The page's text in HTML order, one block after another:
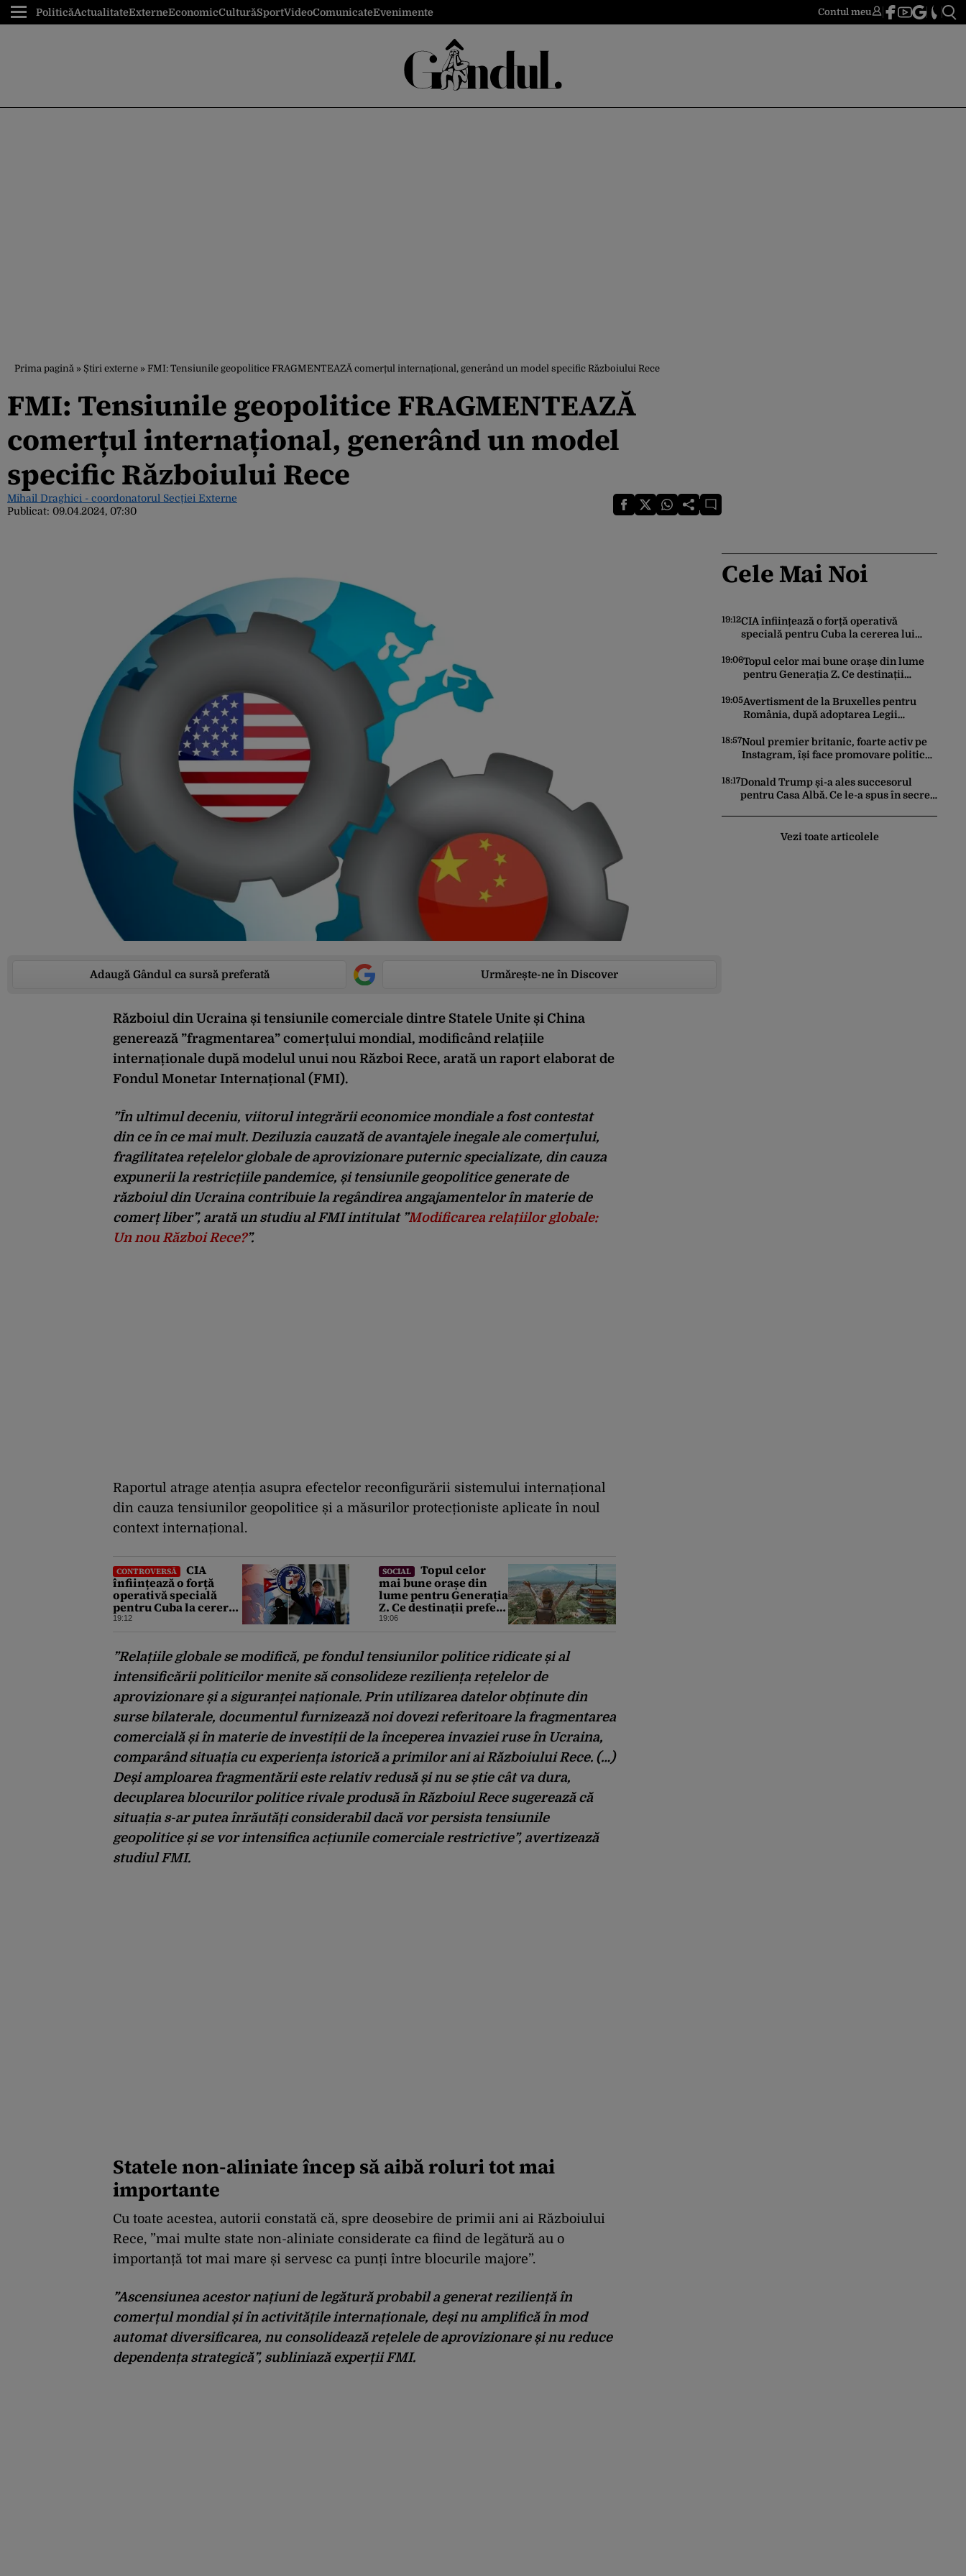
PoliticăActualitateExterneEconomicCulturăSportVideoComunicateEvenimente Contul meu
Prima pagină » Știri externe » FMI: Tensiunile geopolitice FRAGMENTEAZĂ comerțul internațional, generând un model specific Războiului Rece
FMI: Tensiunile geopolitice FRAGMENTEAZĂ
comerțul internațional, generând un model
specific Războiului Rece
Mihail Draghici - coordonatorul Secției Externe
Publicat: 09.04.2024, 07:30
Adaugă Gândul ca sursă preferată Urmărește-ne în Discover
Războiul din Ucraina și tensiunile comerciale dintre Statele Unite și China
generează ”fragmentarea” comerțului mondial, modificând relațiile
internaționale după modelul unui nou Război Rece, arată un raport elaborat de
Fondul Monetar Internațional (FMI).
”În ultimul deceniu, viitorul integrării economice mondiale a fost contestat
din ce în ce mai mult. Deziluzia cauzată de avantajele inegale ale comerțului,
fragilitatea rețelelor globale de aprovizionare puternic specializate, din cauza
expunerii la restricțiile pandemice, și tensiunile geopolitice generate de
războiul din Ucraina contribuie la regândirea angajamentelor în materie de
comerț liber”, arată un studiu al FMI intitulat ”Modificarea relațiilor globale:
Un nou Război Rece?”.
Raportul atrage atenția asupra efectelor reconfigurării sistemului internațional
din cauza tensiunilor geopolitice și a măsurilor protecționiste aplicate în noul
context internațional.
CONTROVERSĂ
CIA
înființează o forță
operativă specială
pentru Cuba la cererea
lui Trump. Havana a
Iran și Rusia
19:12
SOCIAL
Topul celor
mai bune orașe din
lume pentru Generația
Z. Ce destinații preferă
tinerii sub 30 de ani
19:06
”Relațiile globale se modifică, pe fondul tensiunilor politice ridicate și al
intensificării politicilor menite să consolideze reziliența rețelelor de
aprovizionare și a siguranței naționale. Prin utilizarea datelor obținute din
surse bilaterale, documentul furnizează noi dovezi referitoare la fragmentarea
comercială și în materie de investiții de la începerea invaziei ruse în Ucraina,
comparând situația cu experiența istorică a primilor ani ai Războiului Rece. (…)
Deși amploarea fragmentării este relativ redusă și nu se știe cât va dura,
decuplarea blocurilor politice rivale produsă în Războiul Rece sugerează că
situația s-ar putea înrăutăți considerabil dacă vor persista tensiunile
geopolitice și se vor intensifica acțiunile comerciale restrictive”, avertizează
studiul FMI.
Statele non-aliniate încep să aibă roluri tot mai
importante
Cu toate acestea, autorii constată că, spre deosebire de primii ani ai Războiului
Rece, ”mai multe state non-aliniate considerate ca fiind de legătură au o
importanță tot mai mare și servesc ca punți între blocurile majore”.
”Ascensiunea acestor națiuni de legătură probabil a generat reziliență în
comerțul mondial și în activitățile internaționale, deși nu amplifică în mod
automat diversificarea, nu consolidează rețelele de aprovizionare și nu reduce
dependența strategică”, subliniază experții FMI.
Cele Mai Noi
19:12CIA înființează o forță operativă
specială pentru Cuba la cererea lui
1 alături de China, Iran și Rusia
19:06Topul celor mai bune orașe din lume
pentru Generația Z. Ce destinații
19:05Avertisment de la Bruxelles pentru
România, după adoptarea Legii
anunță că pot fi „consecințe financiare”
18:57Noul premier britanic, foarte activ pe
Instagram, își face promovare politică
18:17Donald Trump și-a ales succesorul
pentru Casa Albă. Ce le-a spus în secret
Vezi toate articolele